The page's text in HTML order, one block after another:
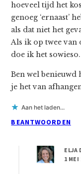
hoeveel tijd het
genoeg ‘ernaast’
als dat niet het
Als ik op twee van
doe ik het
Ben wel benieuwd
je het van
Aan het laden...
BEANTWOORDEN
ELJA
1 MEI